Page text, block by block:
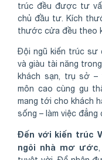
trúc đều được tư
chủ đầu tư. Kích
thước cửa đều theo
Đội ngũ kiến trúc sư
và giàu tài năng
khách sạn, trụ sở –
môn cao cùng gu
mang tới cho khách
sống – làm việc
Đến với kiến trúc
ngôi nhà mơ ước